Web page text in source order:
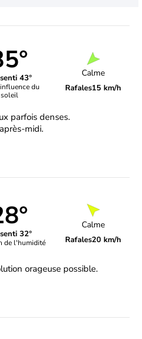
43°
du
soleil
Calme
Rafales15 km/h
parfois denses.
midi.
32°
de l'humidité
Calme
Rafales20 km/h
orageuse possible.